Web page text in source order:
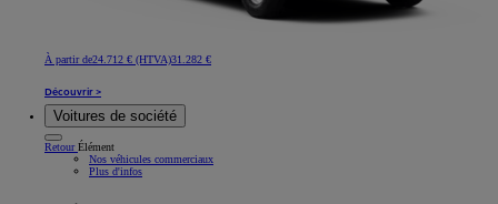
À partir de24.712 € (HTVA)31.282 €
Découvrir >
Voitures de société
RetourÉlément
Nos véhicules commerciaux
Plus d'infos